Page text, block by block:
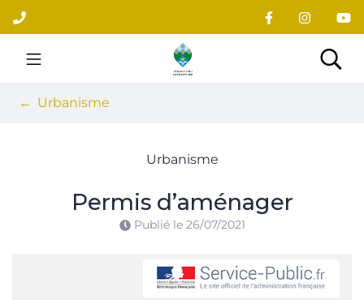
Aller
au
contenu
Site officiel du village
Urbanisme
Urbanisme
Permis d’aménager
Publié le 26/07/2021